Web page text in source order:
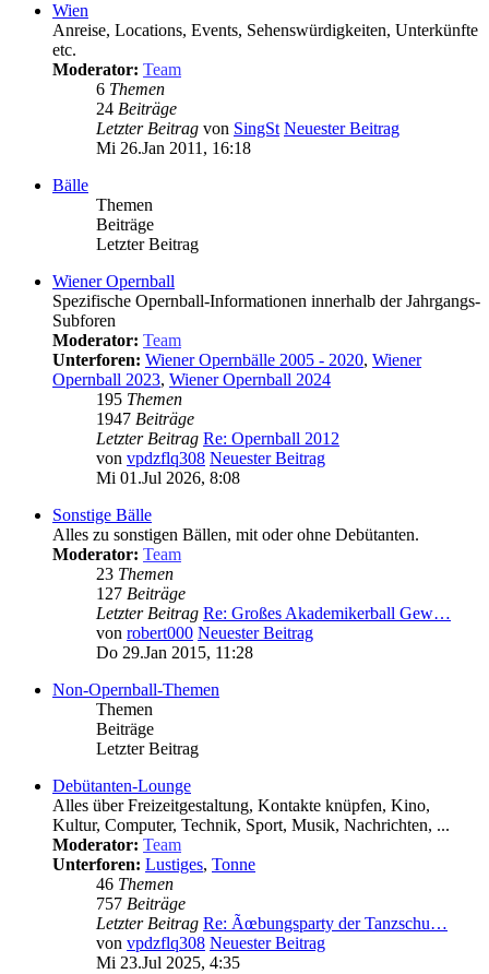
Wien
Anreise, Locations, Events, Sehenswürdigkeiten, Unterkünfte
etc.
Moderator: Team
6 Themen
24 Beiträge
Letzter Beitrag von SingSt Neuester Beitrag
Mi 26.Jan 2011, 16:18
Bälle
Themen
Beiträge
Letzter Beitrag
Wiener Opernball
Spezifische Opernball-Informationen innerhalb der Jahrgangs-
Subforen
Moderator: Team
Unterforen: Wiener Opernbälle 2005 - 2020, Wiener
Opernball 2023, Wiener Opernball 2024
195 Themen
1947 Beiträge
Letzter Beitrag Re: Opernball 2012
von vpdzflq308 Neuester Beitrag
Mi 01.Jul 2026, 8:08
Sonstige Bälle
Alles zu sonstigen Bällen, mit oder ohne Debütanten.
Moderator: Team
23 Themen
127 Beiträge
Letzter Beitrag Re: Großes Akademikerball Gew…
von robert000 Neuester Beitrag
Do 29.Jan 2015, 11:28
Non-Opernball-Themen
Themen
Beiträge
Letzter Beitrag
Debütanten-Lounge
Alles über Freizeitgestaltung, Kontakte knüpfen, Kino,
Kultur, Computer, Technik, Sport, Musik, Nachrichten, ...
Moderator: Team
Unterforen: Lustiges, Tonne
46 Themen
757 Beiträge
Letzter Beitrag Re: Ãœbungsparty der Tanzschu…
von vpdzflq308 Neuester Beitrag
Mi 23.Jul 2025, 4:35